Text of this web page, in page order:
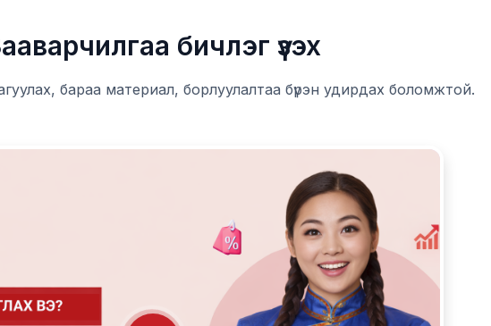
бичлэг үзэх
бараа материал, борлуулалтаа бүрэн удирдах боломжтой.